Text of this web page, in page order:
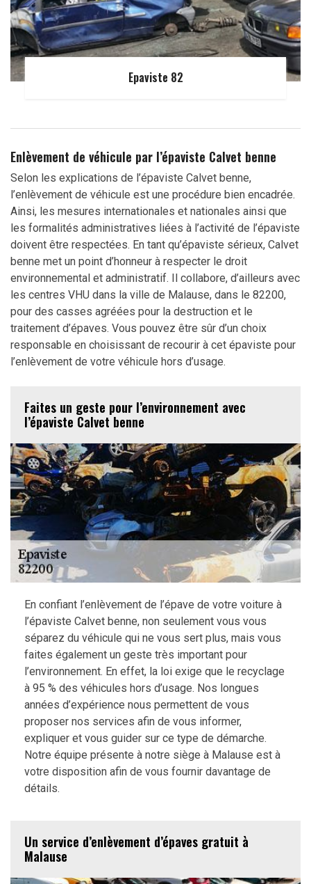
Epaviste 82
Enlèvement de véhicule par l’épaviste Calvet benne
Selon les explications de l’épaviste Calvet benne,
l’enlèvement de véhicule est une procédure bien encadrée.
Ainsi, les mesures internationales et nationales ainsi que
les formalités administratives liées à l’activité de l’épaviste
doivent être respectées. En tant qu’épaviste sérieux, Calvet
benne met un point d’honneur à respecter le droit
environnemental et administratif. Il collabore, d’ailleurs avec
les centres VHU dans la ville de Malause, dans le 82200,
pour des casses agréées pour la destruction et le
traitement d’épaves. Vous pouvez être sûr d’un choix
responsable en choisissant de recourir à cet épaviste pour
l’enlèvement de votre véhicule hors d’usage.
Faites un geste pour l’environnement avec
l’épaviste Calvet benne
En confiant l’enlèvement de l’épave de votre voiture à
l’épaviste Calvet benne, non seulement vous vous
séparez du véhicule qui ne vous sert plus, mais vous
faites également un geste très important pour
l’environnement. En effet, la loi exige que le recyclage
à 95 % des véhicules hors d’usage. Nos longues
années d’expérience nous permettent de vous
proposer nos services afin de vous informer,
expliquer et vous guider sur ce type de démarche.
Notre équipe présente à notre siège à Malause est à
votre disposition afin de vous fournir davantage de
détails.
Un service d’enlèvement d’épaves gratuit à
Malause